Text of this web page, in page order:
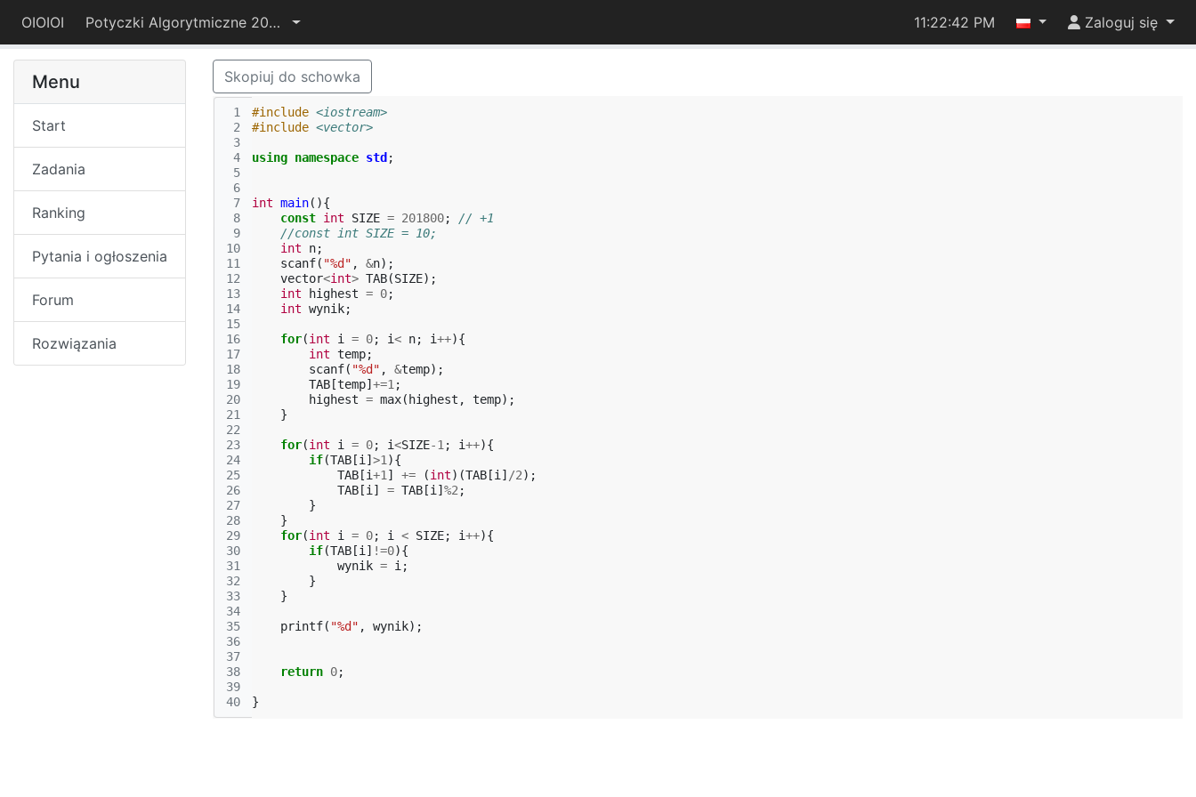
OIOIOI Potyczki Algorytmiczne 2017 11:22:42 PM Zaloguj się
Menu
Start
Zadania
Ranking
Pytania i ogłoszenia
Forum
Rozwiązania
Skopiuj do schowka
1
2
3
4
5
6
7
8
9
10
11
12
13
14
15
16
17
18
19
20
21
22
23
24
25
26
27
28
29
30
31
32
33
34
35
36
37
38
39
40
#include <iostream>
#include <vector>
using namespace std ;
int main(){
const int SIZE = 201800;
// +1
//const int SIZE = 10;
int
n;
scanf( "%d" , &n);
vector<int> TAB(SIZE);
int
highest = 0;
int wynik;
for(int i = 0; i< n; i++){
int temp;
scanf( "%d" , &temp);
TAB [temp] +=1 ;
highest = max( highest , temp);
}
for(int i = 0; i<SIZE-1 ; i++){
if(TAB [i ] >1 ){
TAB [i+1 ] += (int)(TAB [i ] /2);
TAB [i ] = TAB [i ] %2 ;
}
}
for(int i = 0; i < SIZE; i++){
if(TAB [i ] !=0){
wynik = i ;
}
}
printf( "%d" , wynik);
return 0;
}